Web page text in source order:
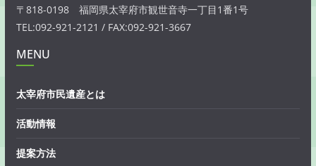
〒818-0198 福岡県太宰府市観世音寺一丁目1番1号
TEL:092-921-2121 / FAX:092-921-3667
MENU
太宰府市民遺産とは
活動情報
提案方法